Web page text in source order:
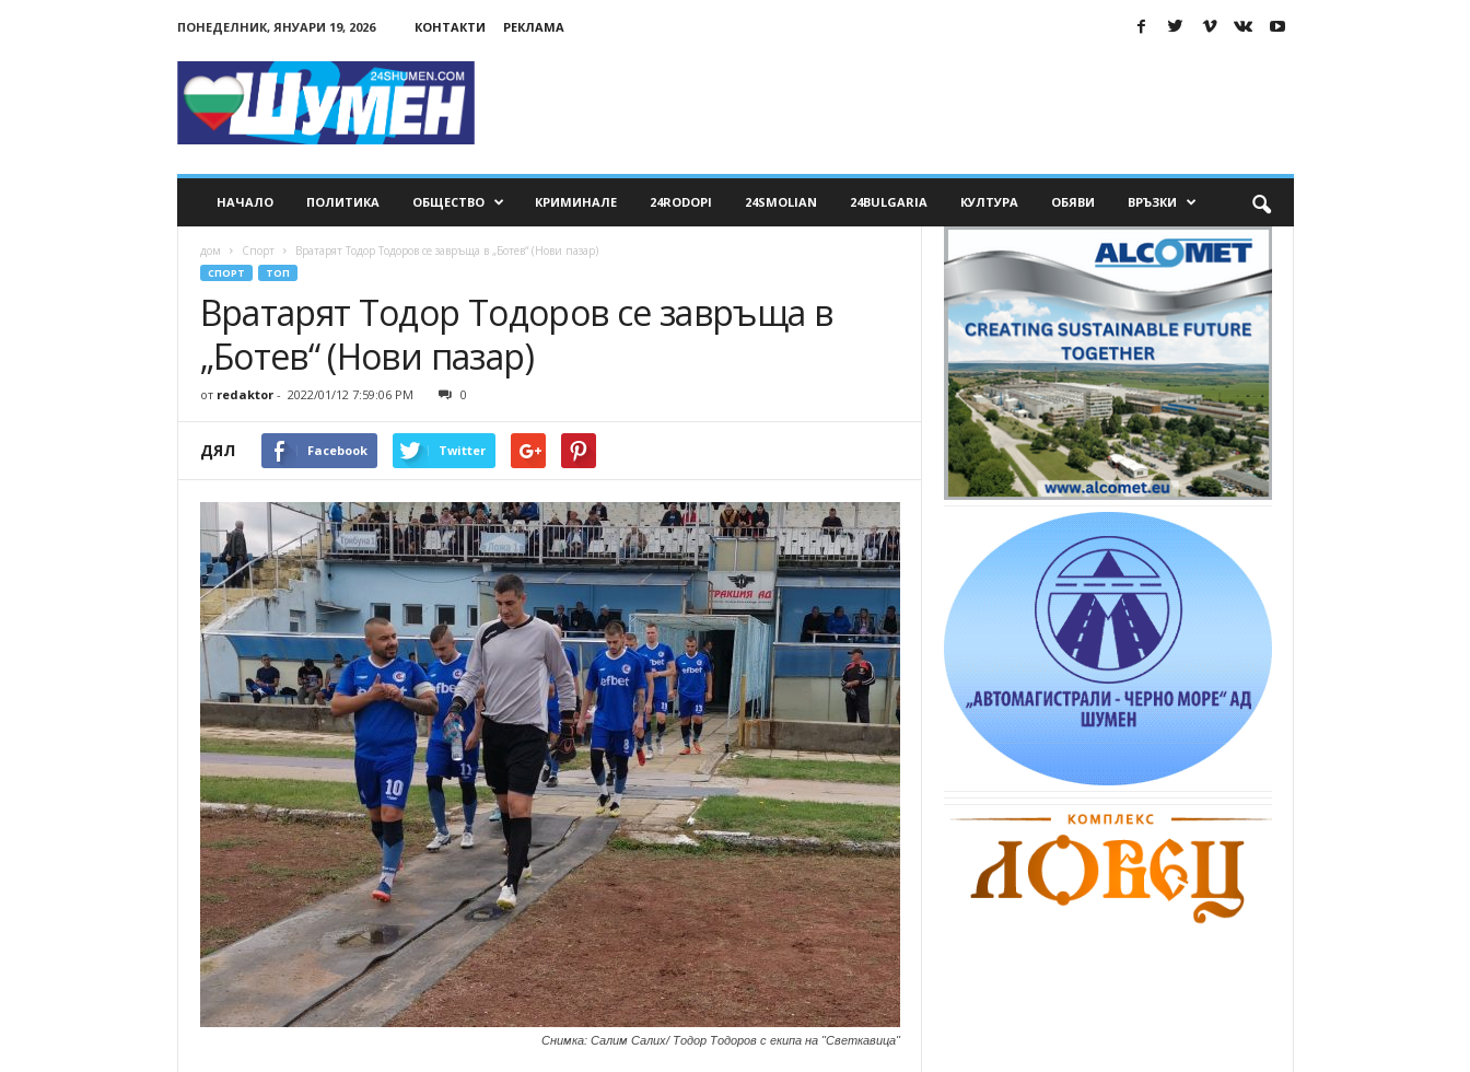
ПОНЕДЕЛНИК, ЯНУАРИ 19, 2026 КОНТАКТИ РЕКЛАМА
НАЧАЛО ПОЛИТИКА ОБЩЕСТВО КРИМИНАЛЕ 24RODOPI 24SMOLIAN 24BULGARIA КУЛТУРА ОБЯВИ ВРЪЗКИ
дом Спорт Вратарят Тодор Тодоров се завръща в „Ботев“ (Нови пазар)
СПОРТ ТОП
Вратарят Тодор Тодоров се завръща в
„Ботев“ (Нови пазар)
от redaktor- 2022/01/12 7:59:06 PM 0
ДЯЛ Facebook Twitter
Снимка: Салим Салих/ Тодор Тодоров с екипа на "Светкавица"